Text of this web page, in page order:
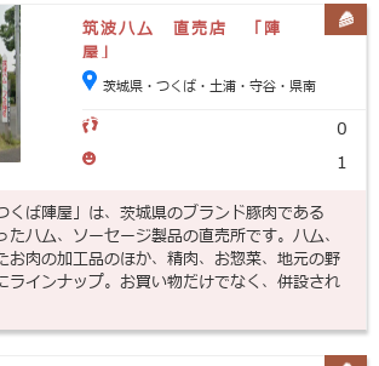
筑波ハム 直売店 「陣
屋」
茨城県・つくば・土浦・守谷・県南
0
1
くば陣屋」は、茨城県のブランド豚肉である
たハム、ソーセージ製品の直売所です。ハム、
お肉の加工品のほか、精肉、お惣菜、地元の野
ラインナップ。お買い物だけでなく、併設され